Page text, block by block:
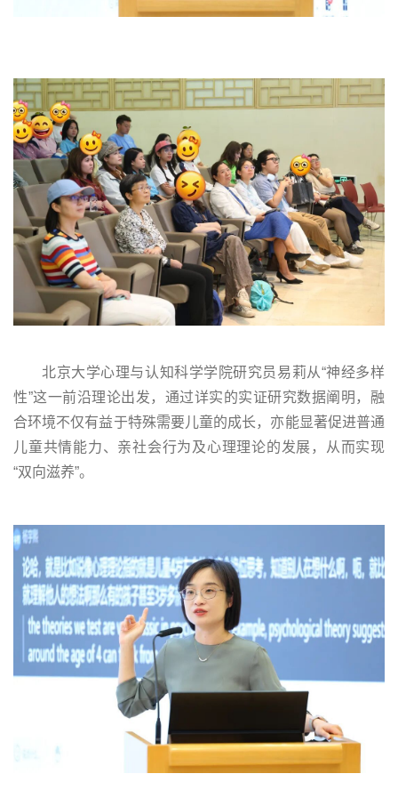
北京大学心理与认知科学学院研究员易莉从“神经多样
性”这一前沿理论出发，通过详实的实证研究数据阐明，融
合环境不仅有益于特殊需要儿童的成长，亦能显著促进普通
儿童共情能力、亲社会行为及心理理论的发展，从而实现
“双向滋养”。